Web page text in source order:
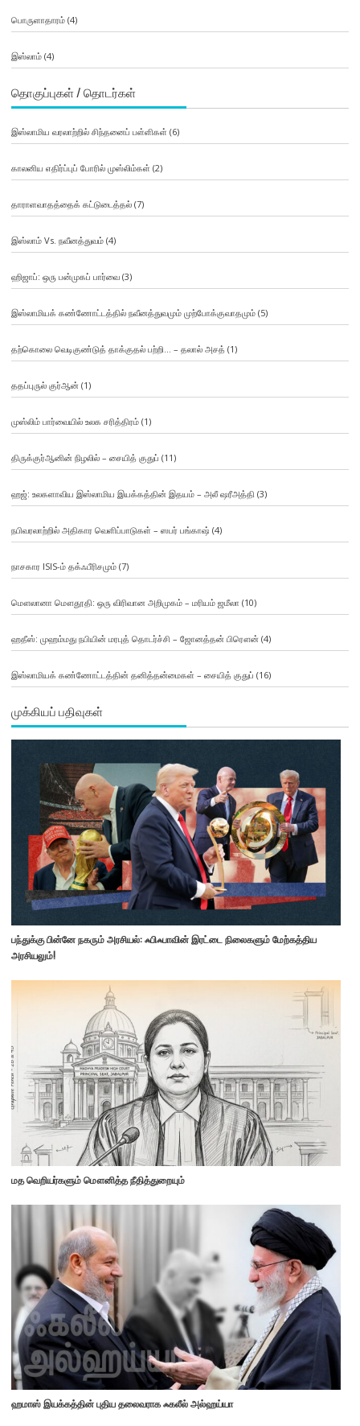
பொருளாதாரம்(4)
இஸ்லாம்(4)
தொகுப்புகள் / தொடர்கள்
இஸ்லாமிய வரலாற்றில் சிந்தனைப் பள்ளிகள் (6)
காலனிய எதிர்ப்புப் போரில் முஸ்லிம்கள் (2)
தாராளவாதத்தைக் கட்டுடைத்தல்(7)
இஸ்லாம் Vs. நவீனத்துவம்(4)
ஹிஜாப்: ஒரு பன்முகப் பார்வை(3)
இஸ்லாமியக் கண்ணோட்டத்தில் நவீனத்துவமும் முற்போக்குவாதமும்(5)
தற்கொலை வெடிகுண்டுத் தாக்குதல் பற்றி… – தலால் அசத் (1)
ததப்புருல் குர்ஆன் (1)
முஸ்லிம் பார்வையில் உலக சரித்திரம்(1)
திருக்குர்ஆனின் நிழலில் – சையித் குதுப் (11)
ஹஜ்: உலகளாவிய இஸ்லாமிய இயக்கத்தின் இதயம் – அலீ ஷரீஅத்தி (3)
நபிவரலாற்றில் அதிகார வெளிப்பாடுகள் – ஸபர் பங்காஷ் (4)
நாசகார ISIS-ம் தக்ஃபீரிசமும்(7)
மௌலானா மௌதூதி: ஒரு விரிவான அறிமுகம் – மரியம் ஜமீலா (10)
ஹதீஸ்: முஹம்மது நபியின் மரபுத் தொடர்ச்சி – ஜோனத்தன் பிரௌன் (4)
இஸ்லாமியக் கண்ணோட்டத்தின் தனித்தன்மைகள் – சையித் குதுப் (16)
முக்கியப் பதிவுகள்
பந்துக்கு பின்னே நகரும் அரசியல்: ஃபிஃபாவின் இரட்டை நிலைகளும் மேற்கத்திய
அரசியலும்!
மத வெறியர்களும் மௌனித்த நீதித்துறையும்
ஹமாஸ் இயக்கத்தின் புதிய தலைவராக ஃகலீல் அல்ஹய்யா